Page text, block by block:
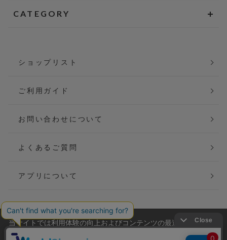
CATEGORY
ショップリスト
ご利用ガイド
お問い合わせについて
よくあるご質問
アプリについて
会社概要
当サイトでは利用体験の向上およびコンテンツの最適な提供、ト
ラフィックの分析を目的としてCookieを使用しています。